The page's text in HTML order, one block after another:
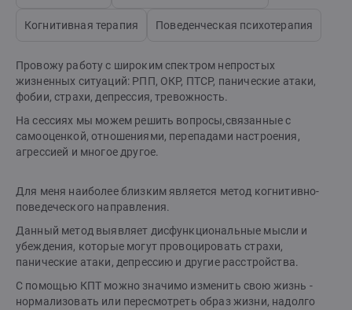
Когнитивная терапия Поведенческая психотерапия
Провожу работу с широким спектром непростых
жизненных ситуаций: РПП, ОКР, ПТСР, панические атаки,
фобии, страхи, депрессия, тревожность.
На сессиях мы можем решить вопросы,связанные с
самооценкой, отношениями, перепадами настроения,
агрессией и многое другое.
Для меня наиболее близким является метод когнитивно-
поведеческого направления.
Данный метод выявляет дисфункциональные мысли и
убеждения, которые могут провоцировать страхи,
панические атаки, депрессию и другие расстройства.
С помощью КПТ можно значимо изменить свою жизнь -
нормализовать или пересмотреть образ жизни, надолго